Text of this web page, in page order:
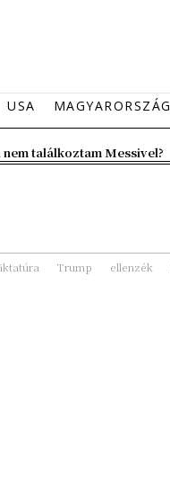
USA MAGYARORSZÁG
találkoztam Messivel?
Trump ellenzék